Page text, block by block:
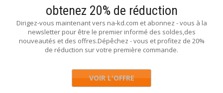
obtenez 20% de réduction
Dirigez-vous maintenant vers na-kd.com et abonnez - vous à la
newsletter pour être le premier informé des soldes,des
nouveautés et des offres.Dépêchez - vous et profitez de 20%
de réduction sur votre première commande.
VOIR L'OFFRE